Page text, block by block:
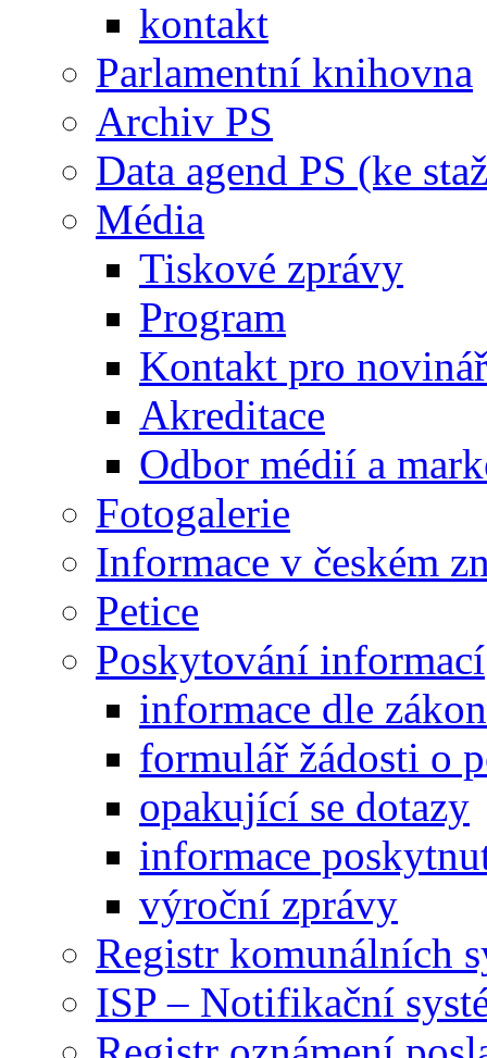
kontakt
Parlamentní knihovna
Archiv PS
Data agend PS (ke
Média
Tiskové zprávy
Program
Kontakt pro
Akreditace
Odbor médií a
Fotogalerie
Informace v českém
Petice
Poskytování informací
informace dle
formulář žádosti o
opakující se dotazy
informace
výroční zprávy
Registr komunálních
ISP – Notifikační